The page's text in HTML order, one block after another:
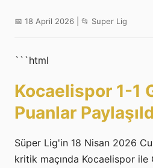
📅 18 April 2026 | 📂 Super Lig
```html
Kocaelispor 1-1
Puanlar
Süper Lig'in 18 Nisan 2026
kritik maçında Kocaelispor ile